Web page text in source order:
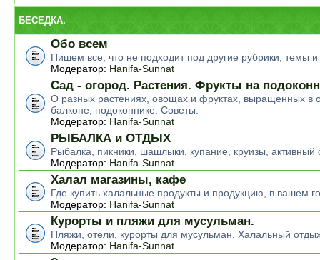
БЕСЕДКА.
Обо всем
Пишем все, что не подходит под другие рубрики, темы
Модератор: Hanifa-Sunnat
Сад - огород. Растения. Фрукты на
О разных растениях, овощах и фруктах, выращенных в
балконе, подоконнике. Советы.
Модератор: Hanifa-Sunnat
РЫБАЛКА и ОТДЫХ
Рыбалка, пикники, шашлыки, купание, круизы, активный
Модератор: Hanifa-Sunnat
Халал магазины, кафе
Где купить халальные продукты и продукцию, в вашем
Модератор: Hanifa-Sunnat
Курорты и пляжи для мусульман.
Пляжи, отели, курорты для мусульман. Халальный
Модератор: Hanifa-Sunnat